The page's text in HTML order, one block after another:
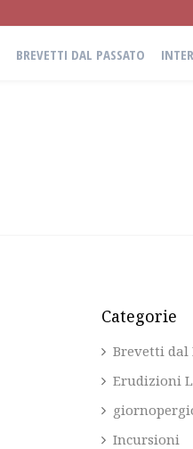
BREVETTI DAL PASSATO
Categorie
Brevetti dal
Erudizioni
Incursioni